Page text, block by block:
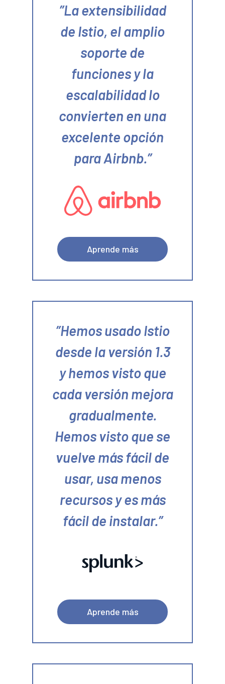
La extensibilidad
de Istio, el amplio
soporte de
funciones y la
escalabilidad lo
convierten en una
excelente opción
para Airbnb.
Aprende más
Hemos usado Istio
desde la versión 1.3
y hemos visto que
cada versión mejora
gradualmente.
Hemos visto que se
vuelve más fácil de
usar, usa menos
recursos y es más
fácil de instalar.
Aprende más